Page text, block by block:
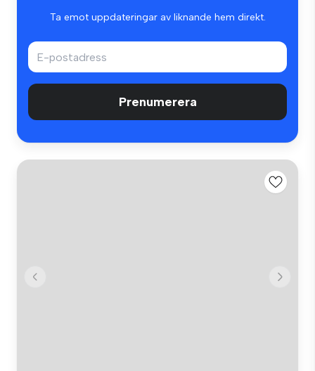
Ta emot uppdateringar av liknande hem direkt.
Prenumerera